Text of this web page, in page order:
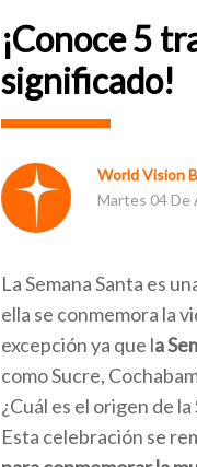
¡Conoce 5
significado!
World Vision
Martes 04 De
La Semana Santa es
ella se conmemora la
excepción ya que la
como Sucre,
¿Cuál es el origen de la
Esta celebración se